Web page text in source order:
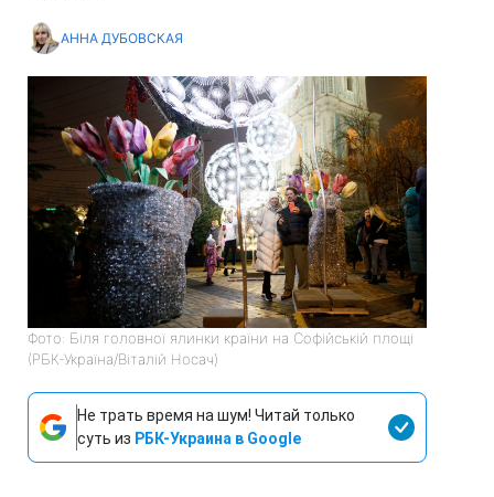
АННА ДУБОВСКАЯ
Фото: Біля головної ялинки країни на Софійській площі
(РБК-Україна/Віталій Носач)
Не трать время на шум! Читай только
суть из РБК-Украина в Google